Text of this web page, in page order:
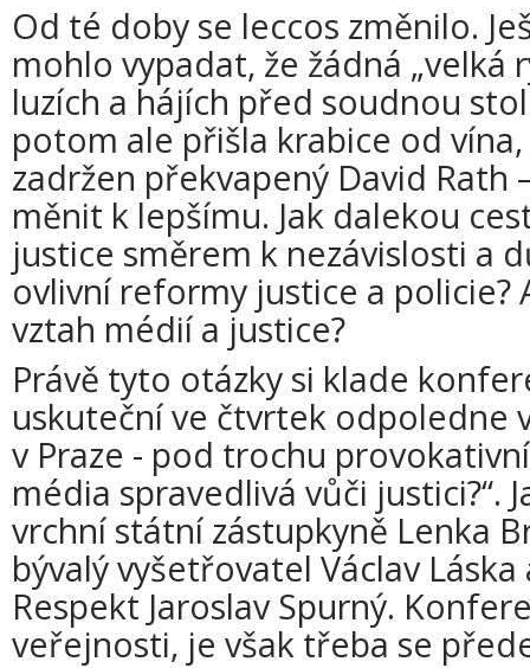
Od té doby se leccos změnilo.
mohlo vypadat, že žádná „velká
luzích a hájích před soudnou
potom ale přišla krabice od
zadržen překvapený David Rath
měnit k lepšímu. Jak dalekou
justice směrem k nezávislosti a
ovlivní reformy justice a policie?
vztah médií a justice?
Právě tyto otázky si klade
uskuteční ve čtvrtek odpoledne
v Praze - pod trochu
média spravedlivá vůči justici?“.
vrchní státní zástupkyně Lenka
bývalý vyšetřovatel Václav
Respekt Jaroslav Spurný.
veřejnosti, je však třeba se